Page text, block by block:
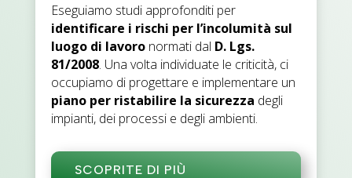
Eseguiamo studi approfonditi per
identificare i rischi per l’incolumità sul
luogo di lavoronormati dal D. Lgs.
81/2008. Una volta individuate le criticità, ci
occupiamo di progettare e implementare un
piano per ristabilire la sicurezza degli
impianti, dei processi e degli ambienti.
SCOPRITE DI PIÙ